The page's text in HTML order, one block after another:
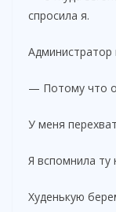
спросила я.
Администратор
— Потому что
У меня
Я вспомнила ту
Худенькую